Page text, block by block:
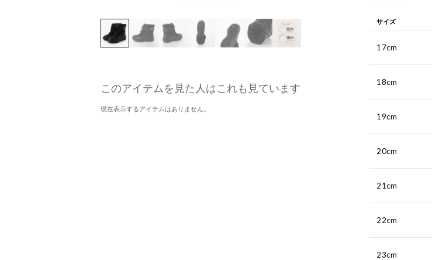
このアイテムを見た人はこれも見ています
現在表示するアイテムはありません。
サイズ
17cm
18cm
19cm
20cm
21cm
22cm
23cm